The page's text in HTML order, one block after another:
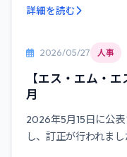
詳細を読む
2026/05/27 人事
【エス・エム・
月
2026年5月15日に公
し、訂正が行われまし